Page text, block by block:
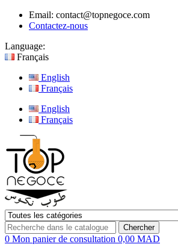
Email: contact@topnegoce.com
Contactez-nous
Language:
Français
English
Français
English
Français
Chercher
0 Mon panier de consultation 0,00 MAD